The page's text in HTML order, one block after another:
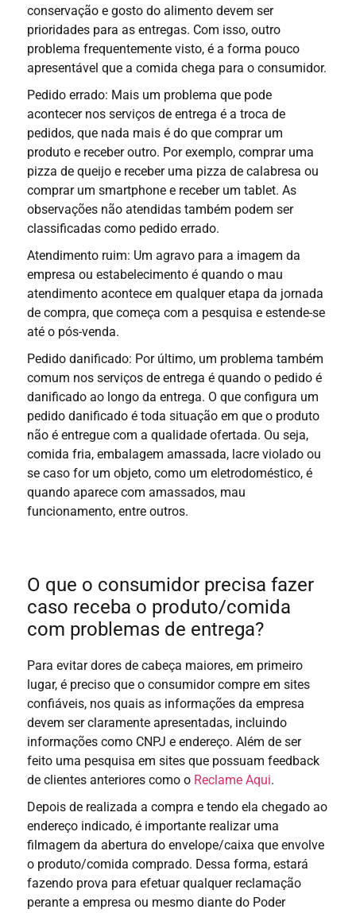
conservação e gosto do alimento devem ser
prioridades para as entregas. Com isso, outro
problema frequentemente visto, é a forma pouco
apresentável que a comida chega para o consumidor.
Pedido errado: Mais um problema que pode
acontecer nos serviços de entrega é a troca de
pedidos, que nada mais é do que comprar um
produto e receber outro. Por exemplo, comprar uma
pizza de queijo e receber uma pizza de calabresa ou
comprar um smartphone e receber um tablet. As
observações não atendidas também podem ser
classificadas como pedido errado.
Atendimento ruim: Um agravo para a imagem da
empresa ou estabelecimento é quando o mau
atendimento acontece em qualquer etapa da jornada
de compra, que começa com a pesquisa e estende-se
até o pós-venda.
Pedido danificado: Por último, um problema também
comum nos serviços de entrega é quando o pedido é
danificado ao longo da entrega. O que configura um
pedido danificado é toda situação em que o produto
não é entregue com a qualidade ofertada. Ou seja,
comida fria, embalagem amassada, lacre violado ou
se caso for um objeto, como um eletrodoméstico, é
quando aparece com amassados, mau
funcionamento, entre outros.
O que o consumidor precisa fazer
caso receba o produto/comida
com problemas de entrega?
Para evitar dores de cabeça maiores, em primeiro
lugar, é preciso que o consumidor compre em sites
confiáveis, nos quais as informações da empresa
devem ser claramente apresentadas, incluindo
informações como CNPJ e endereço. Além de ser
feito uma pesquisa em sites que possuam feedback
de clientes anteriores como o Reclame Aqui.
Depois de realizada a compra e tendo ela chegado ao
endereço indicado, é importante realizar uma
filmagem da abertura do envelope/caixa que envolve
o produto/comida comprado. Dessa forma, estará
fazendo prova para efetuar qualquer reclamação
perante a empresa ou mesmo diante do Poder